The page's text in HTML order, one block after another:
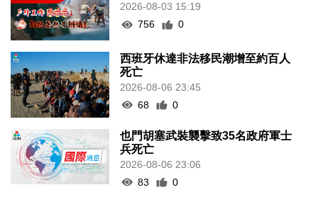
2026-08-03 15:19
756
0
西班牙休達非法移民潮增至約百人
死亡
2026-08-06 23:45
68
0
也門胡塞武裝襲擊致35名政府軍士
兵死亡
2026-08-06 23:06
83
0